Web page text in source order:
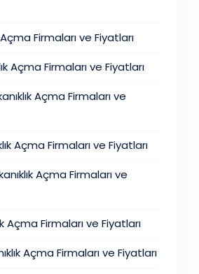
Açma Firmaları ve Fiyatları
Açma Firmaları ve Fiyatları
Açma Firmaları ve
Açma Firmaları ve Fiyatları
Açma Firmaları ve
Açma Firmaları ve Fiyatları
Açma Firmaları ve Fiyatları